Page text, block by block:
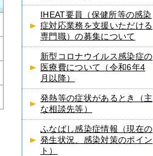
IHEAT要員（保健所等の感染
症対応業務を支援いただける
専門職）の募集について
新型コロナウイルス感染症の
医療費について（令和6年4
月以降）
発熱等の症状があるとき（主
な相談先等）
ふなばし感染症情報（現在の
発生状況、感染対策のポイン
ト）